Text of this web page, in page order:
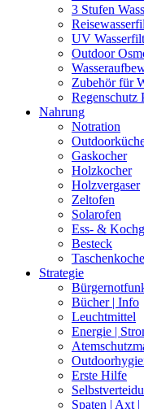
3 Stufen
UV
Outdoor
Zubehör für
Regenschutz
Nahrung
Notration
Gaskocher
Holzkocher
Holzvergaser
Zeltofen
Solarofen
Ess- &
Besteck
Strategie
Bücher | Info
Leuchtmittel
Energie |
Erste Hilfe
Spaten | Axt |